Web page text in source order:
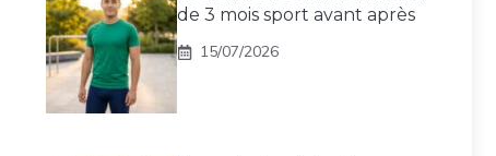
de 3 mois sport avant après
15/07/2026